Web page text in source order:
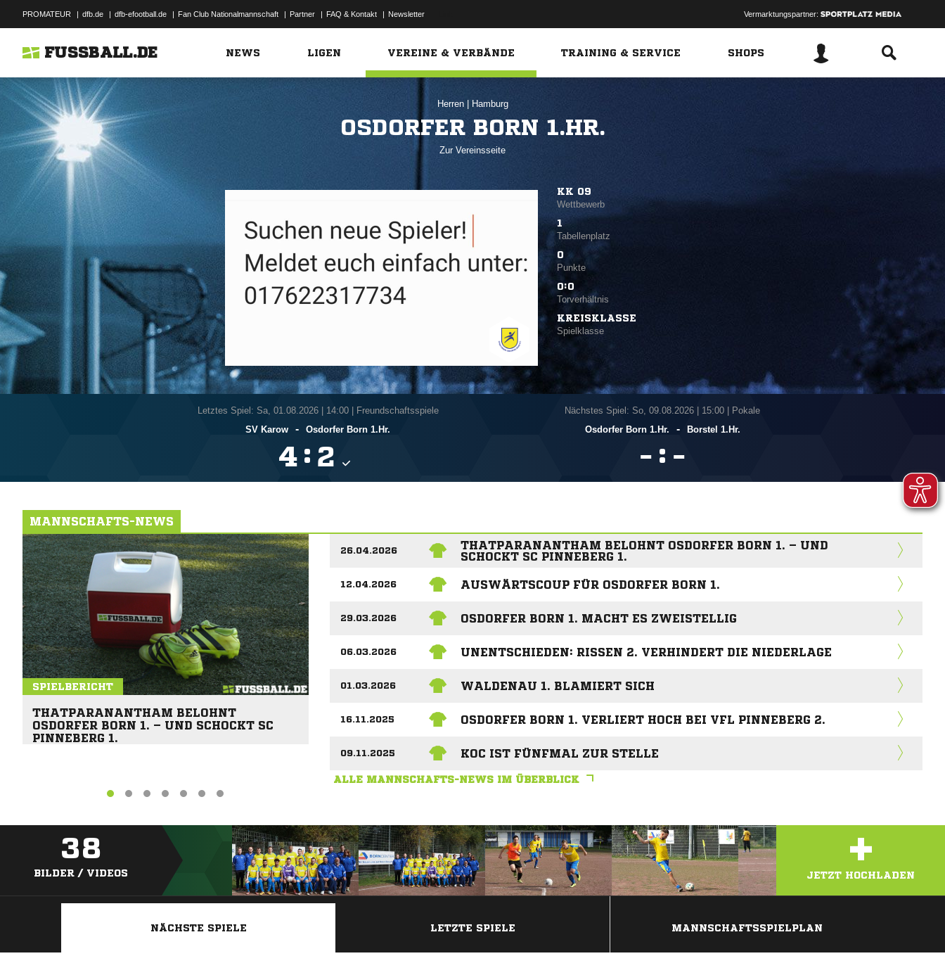
PROMATEUR | dfb.de | dfb-efootball.de | Fan Club Nationalmannschaft | Partner | FAQ & Kontakt | Newsletter Vermarktungspartner:
FUSSBALL.DE NEWS LIGEN VEREINE & VERBÄNDE TRAINING & SERVICE SHOPS
Herren Hamburg
OSDORFER BORN 1.HR.
Zur Vereinsseite
KK 09
Wettbewerb
1
Tabellenplatz
0
Punkte
0:0
Torverhältnis
KREISKLASSE
Spielklasse
Letztes Spiel: Sa, 01.08.2026| 14:00 | Freundschaftsspiele
SV Karow
- Osdorfer Born 1.Hr.
 : 
Nächstes Spiel: So, 09.08.2026
15:00 | Pokale
Osdorfer Born 1.Hr.
- Borstel 1.Hr.
 : 
MANNSCHAFTS-NEWS
SPIELBERICHT
THATPARANANTHAM BELOHNT
OSDORFER BORN 1. – UND SCHOCKT SC
PINNEBERG 1.
26.04.2026
THATPARANANTHAM BELOHNT OSDORFER BORN 1. – UND
SCHOCKT SC PINNEBERG 1.
12.04.2026 AUSWÄRTSCOUP FÜR OSDORFER BORN 1.
29.03.2026 OSDORFER BORN 1. MACHT ES ZWEISTELLIG
06.03.2026 UNENTSCHIEDEN: RISSEN 2. VERHINDERT DIE NIEDERLAGE
01.03.2026 WALDENAU 1. BLAMIERT SICH
16.11.2025 OSDORFER BORN 1. VERLIERT HOCH BEI VFL PINNEBERG 2.
09.11.2025 KOC IST FÜNFMAL ZUR STELLE
ALLE MANNSCHAFTS-NEWS IM ÜBERBLICK
38
BILDER / VIDEOS +
JETZT HOCHLADEN
NÄCHSTE SPIELE LETZTE SPIELE MANNSCHAFTSSPIELPLAN